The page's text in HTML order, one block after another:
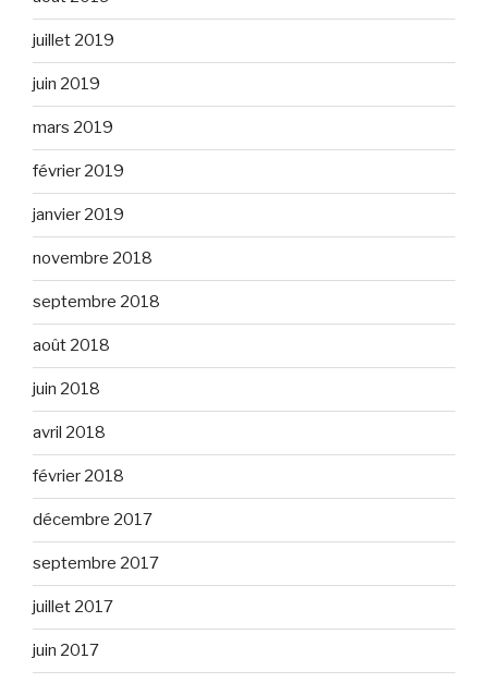
juillet 2019
juin 2019
mars 2019
février 2019
janvier 2019
novembre 2018
septembre 2018
août 2018
juin 2018
avril 2018
février 2018
décembre 2017
septembre 2017
juillet 2017
juin 2017